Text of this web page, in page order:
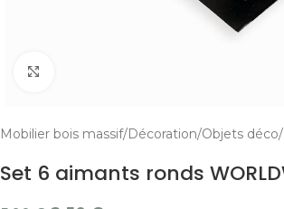
Mobilier bois massif Décoration Objets déco
Set 6 aimants ronds